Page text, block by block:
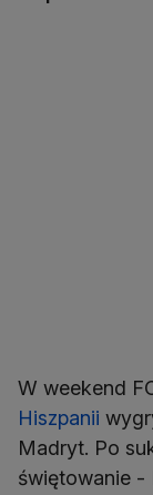
W weekend
Hiszpanii
Madryt. Po
świętowanie -